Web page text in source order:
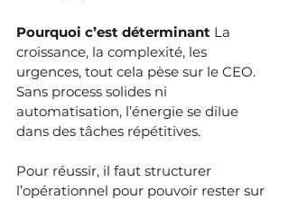
Pourquoi c’est déterminant La
croissance, la complexité, les
urgences, tout cela pèse sur le CEO.
Sans process solides ni
automatisation, l’énergie se dilue
dans des tâches répétitives.
Pour réussir, il faut structurer
l’opérationnel pour pouvoir rester sur